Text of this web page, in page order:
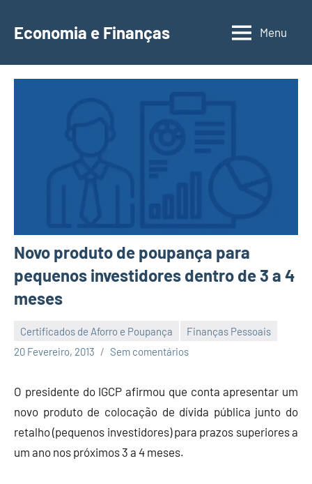
para
conteúdo
Economia e Finanças
Depósitos
Menu
Novo produto de poupança para
pequenos investidores dentro de 3 a 4
meses
Certificados de Aforro e Poupança
Finanças Pessoais
20 Fevereiro, 2013
Economia
Finanças
Sem comentários
O presidente do IGCP afirmou que conta apresentar um
novo produto de colocação de dívida pública junto do
retalho (pequenos investidores) para prazos superiores a
um ano nos próximos 3 a 4 meses.